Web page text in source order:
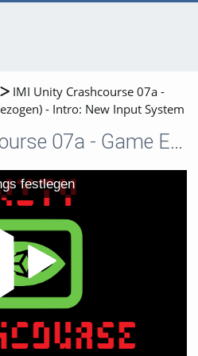
IMI Unity Crashcourse 07a -
- Intro: New Input System
IMI Unity Crashcourse 07a - Game Example (Projektbezogen) - Intro: New Input System
festlegen